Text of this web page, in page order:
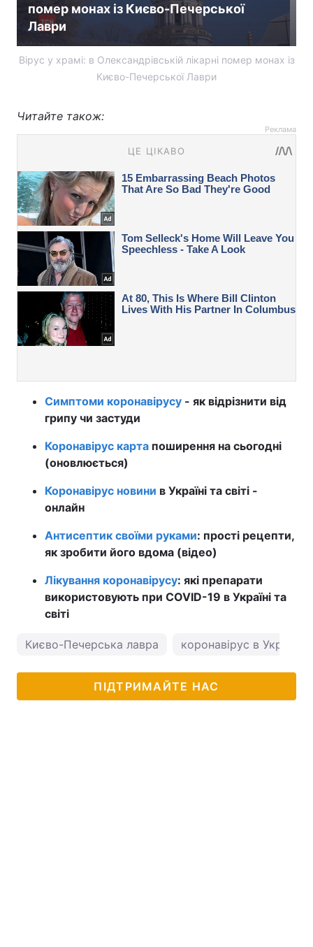
помер монах із Києво-Печерської
Лаври
Вірус у храмі: в Олександрівській лікарні помер монах із
Києво-Печерської Лаври
Читайте також:
Реклама
Симптоми коронавірусу - як відрізнити від
грипу чи застуди
Коронавірус карта поширення на сьогодні
(оновлюється)
Коронавірус новини в Україні та світі -
онлайн
Антисептик своїми руками: прості рецепти,
як зробити його вдома (відео)
Лікування коронавірусу: які препарати
використовують при COVID-19 в Україні та
світі
Києво-Печерська лавра коронавірус в Україні
ПІДТРИМАЙТЕ НАС